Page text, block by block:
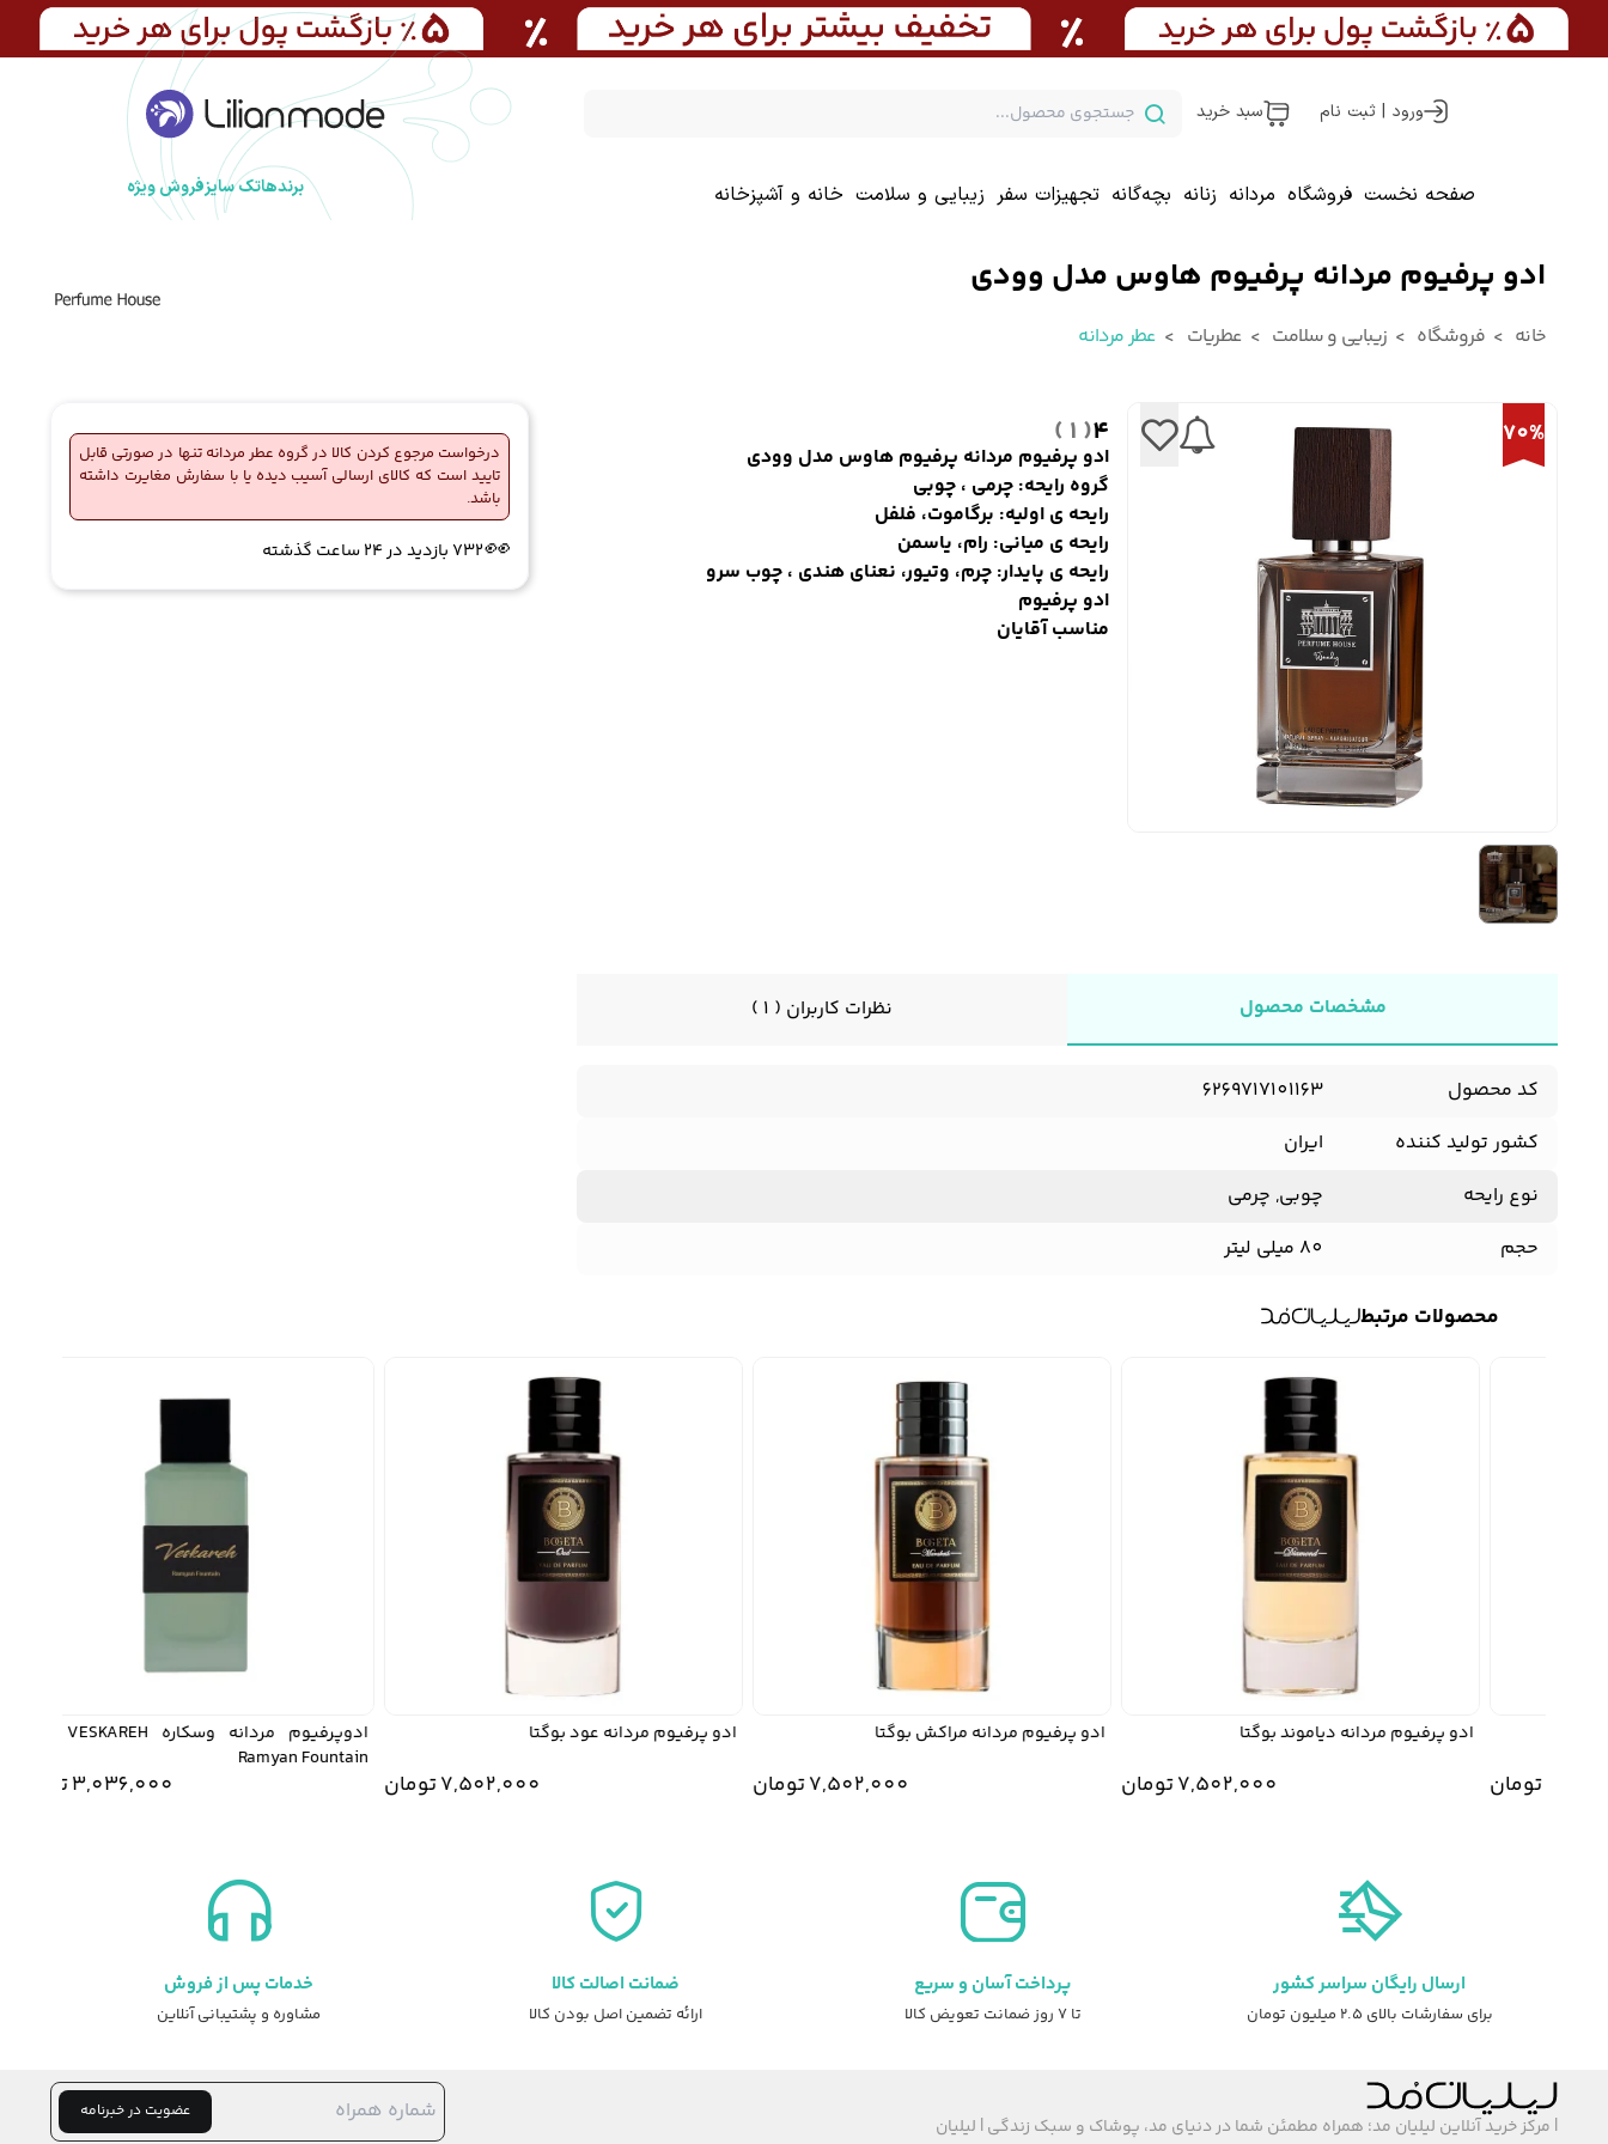
سبد خرید ورود | ثبت نام
صفحه نخست فروشگاه مردانه زنانه بچه‌گانه تجهیزات سفر زیبایی و سلامت خانه و آشپزخانه برندهاتک سایزفروش ویژه
ادو پرفیوم مردانه پرفیوم هاوس مدل وودی
خانه فروشگاه زیبایی و سلامت عطریات عطر مردانه
70%
4
( 1 )
ادو پرفیوم مردانه پرفیوم هاوس مدل وودی
گروه رایحه: چرمی ، چوبی
رایحه ی اولیه: برگاموت، فلفل
رایحه ی میانی: رام، یاسمن
رایحه ی پایدار: چرم، وتیور، نعنای هندی ، چوب سرو
ادو پرفیوم
مناسب آقایان
درخواست مرجوع کردن کالا در گروه عطر مردانه تنها در صورتی قابل
تایید است که کالای ارسالی آسیب دیده یا با سفارش مغایرت داشته
باشد.
🔥7 فروش در هفته گذشته
👀732 بازدید در ۲۴ ساعت گذشته
مشخصات محصول نظرات کاربران ( 1 )
کد محصول
6269717101163
کشور تولید کننده
ایران
نوع رایحه
چوبی, چرمی
حجم
80 میلی لیتر
محصولات مرتبط
تومان
ادو پرفیوم مردانه دیاموند بوگتا
7,502,000 تومان
ادو پرفیوم مردانه مراکش بوگتا
7,502,000 تومان
ادو پرفیوم مردانه عود بوگتا
7,502,000 تومان
ادوپرفيوم مردانه وسکاره VESKAREH مدل
Ramyan Fountain
3,036,000تومان
ارسال رایگان سراسر کشور
برای سفارشات بالای ۲.۵ میلیون تومان
پرداخت آسان و سریع
تا ۷ روز ضمانت تعویض کالا
ضمانت اصالت کالا
ارائه تضمین اصل بودن کالا
خدمات پس از فروش
مشاوره و پشتیبانی آنلاین
| مرکز خرید آنلاین لیلیان مد؛ همراه مطمئن شما در دنیای مد، پوشاک و سبک زندگی | لیلیان
عضویت در خبرنامه